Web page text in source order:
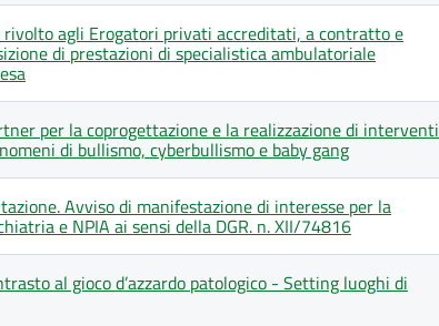
agli Erogatori privati accreditati, a contratto e
di prestazioni di specialistica ambulatoriale
per la coprogettazione e la realizzazione di interventi
di bullismo, cyberbullismo e baby gang
Avviso di manifestazione di interesse per la
e NPIA ai sensi della DGR. n. XII/74816
al gioco d’azzardo patologico - Setting luoghi di